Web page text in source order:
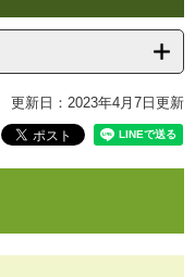
更新日：2023年4月7日更新